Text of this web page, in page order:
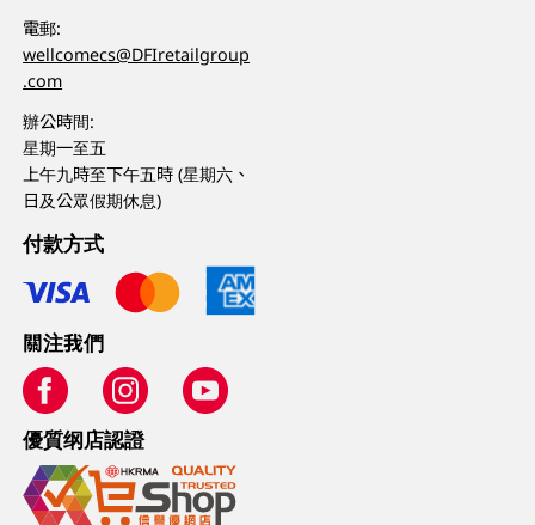
電郵:
wellcomecs@DFIretailgroup
.com
辦公時間:
星期一至五
上午九時至下午五時 (星期六、
日及公眾假期休息)
付款方式
關注我們
優質纲店認證